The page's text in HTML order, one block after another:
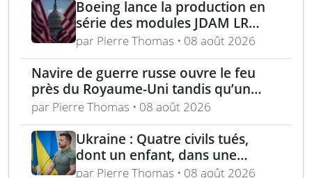
Boeing lance la production en
série des modules JDAM LR
pour frappes de précision
longue portée
par Pierre Thomas • 08 août 2026
Navire de guerre russe ouvre le feu
près du Royaume-Uni tandis qu’un
bateau britannique se rapproche
par Pierre Thomas • 08 août 2026
Ukraine : Quatre civils tués,
dont un enfant, dans une
attaque russe par missile
par Pierre Thomas • 08 août 2026